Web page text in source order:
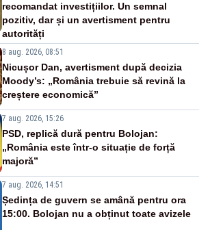
recomandat investițiilor. Un semnal
pozitiv, dar și un avertisment pentru
autorități
8 aug. 2026, 08:51
Nicușor Dan, avertisment după decizia
Moody’s: „România trebuie să revină la
creștere economică”
7 aug. 2026, 15:26
PSD, replică dură pentru Bolojan:
„România este într-o situație de forță
majoră”
7 aug. 2026, 14:51
Ședința de guvern se amână pentru ora
15:00. Bolojan nu a obținut toate avizele